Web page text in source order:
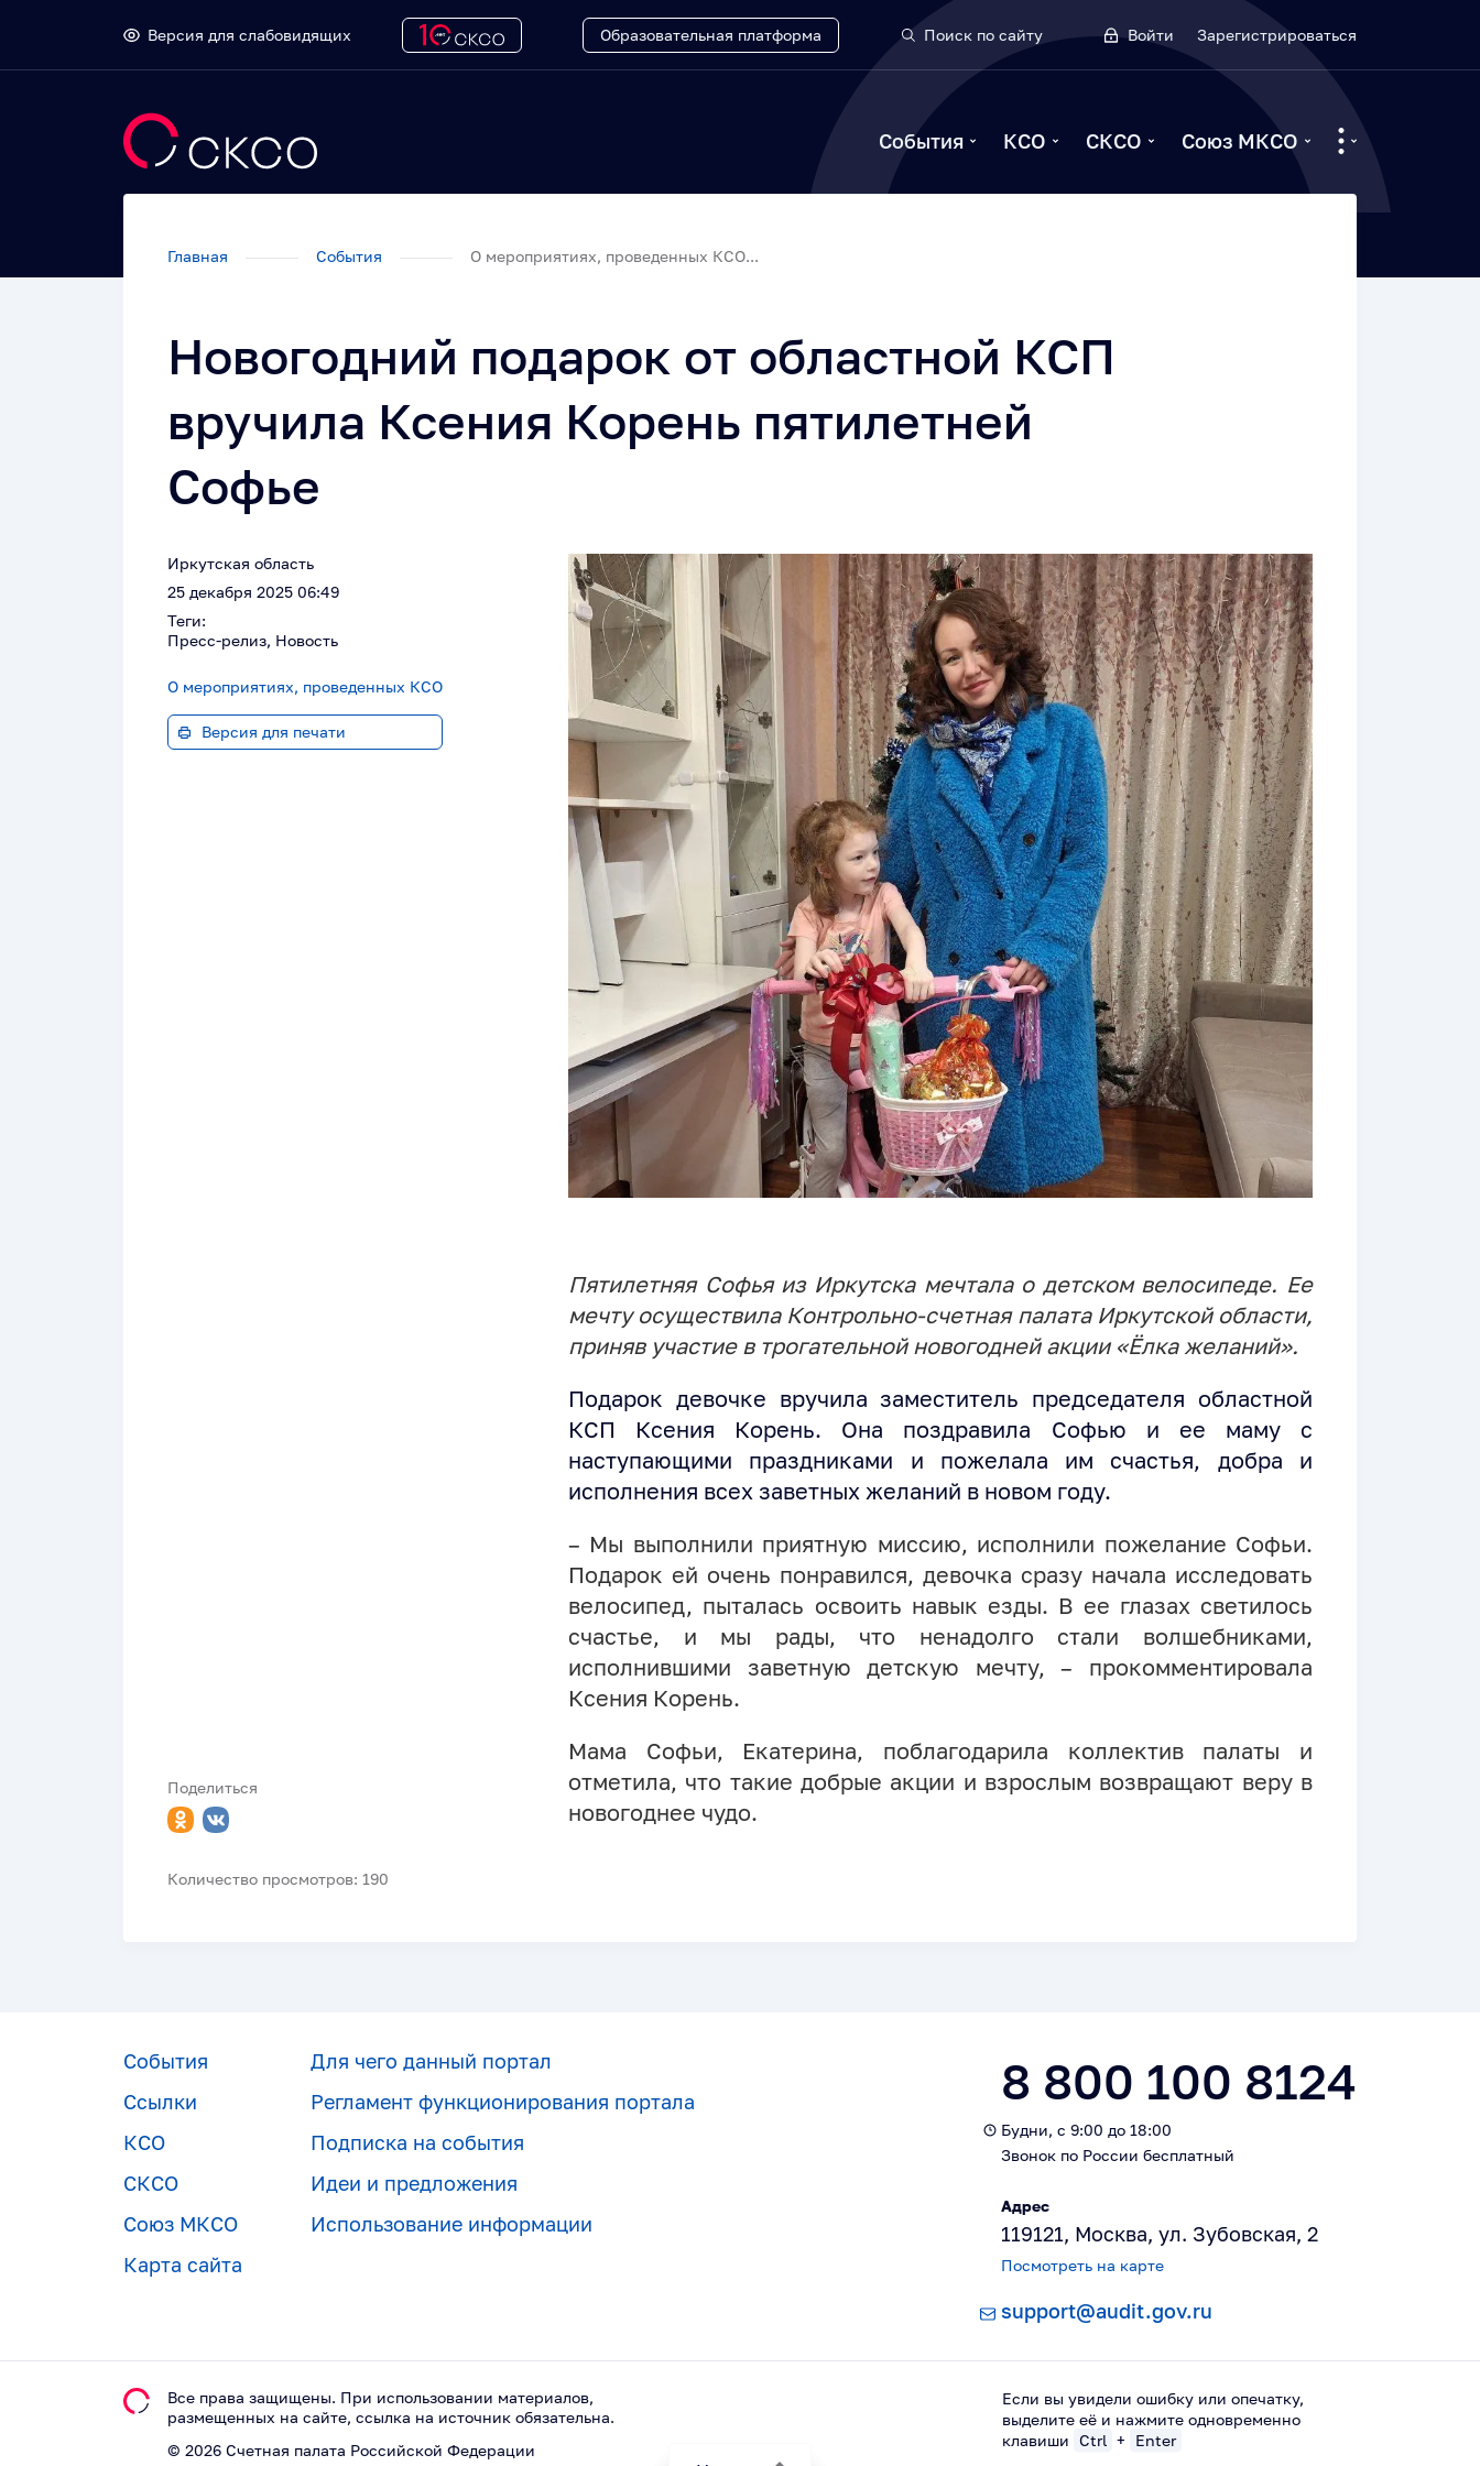
Версия для слабовидящих Образовательная платформа Поиск по сайту Войти Зарегистрироваться
События КСО СКСО Союз МКСО
Главная События О мероприятиях, проведенных КСО...
Новогодний подарок от областной КСП
вручила Ксения Корень пятилетней
Софье
Иркутская область
25 декабря 2025 06:49
Теги:
Пресс-релиз, Новость
О мероприятиях, проведенных КСО
Версия для печати
Поделиться
Количество просмотров: 190
Пятилетняя Софья из Иркутска мечтала о детском велосипеде. Ее
мечту осуществила Контрольно-счетная палата Иркутской области,
приняв участие в трогательной новогодней акции «Ёлка желаний».
Подарок девочке вручила заместитель председателя областной
КСП Ксения Корень. Она поздравила Софью и ее маму с
наступающими праздниками и пожелала им счастья, добра и
исполнения всех заветных желаний в новом году.
– Мы выполнили приятную миссию, исполнили пожелание Софьи.
Подарок ей очень понравился, девочка сразу начала исследовать
велосипед, пыталась освоить навык езды. В ее глазах светилось
счастье, и мы рады, что ненадолго стали волшебниками,
исполнившими заветную детскую мечту, – прокомментировала
Ксения Корень.
Мама Софьи, Екатерина, поблагодарила коллектив палаты и
отметила, что такие добрые акции и взрослым возвращают веру в
новогоднее чудо.
События
Ссылки
КСО
СКСО
Союз МКСО
Карта сайта
Для чего данный портал
Регламент функционирования портала
Подписка на события
Идеи и предложения
Использование информации
8 800 100 8124
Будни, с 9:00 до 18:00
Звонок по России бесплатный
Адрес
119121, Москва, ул. Зубовская, 2
Посмотреть на карте
support@audit.gov.ru
Все права защищены. При использовании материалов,
размещeнных на сайте, ссылка на источник обязательна.
© 2026 Счетная палата Российской Федерации
Если вы увидели ошибку или опечатку,
выделите её и нажмите одновременно
клавиши Ctrl + Enter